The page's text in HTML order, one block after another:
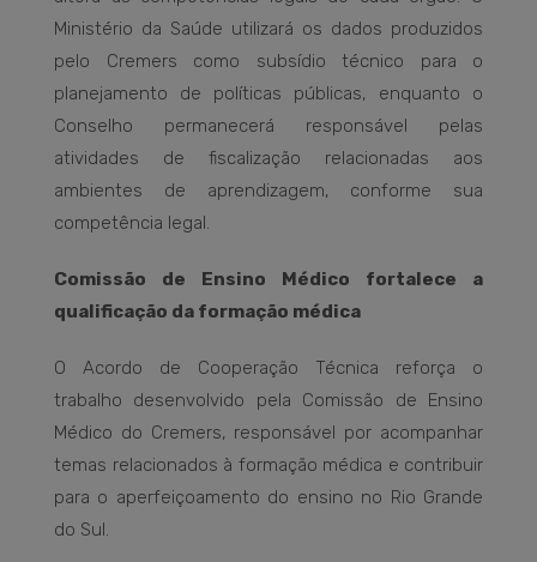
Ministério da Saúde utilizará os dados produzidos
pelo Cremers como subsídio técnico para o
planejamento de políticas públicas, enquanto o
Conselho permanecerá responsável pelas
atividades de fiscalização relacionadas aos
ambientes de aprendizagem, conforme sua
competência legal.
Comissão de Ensino Médico fortalece a
qualificação da formação médica
O Acordo de Cooperação Técnica reforça o
trabalho desenvolvido pela Comissão de Ensino
Médico do Cremers, responsável por acompanhar
temas relacionados à formação médica e contribuir
para o aperfeiçoamento do ensino no Rio Grande
do Sul.